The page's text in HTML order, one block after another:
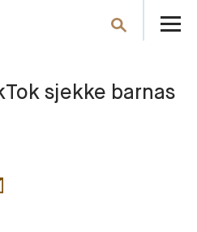
Søk
sjekke barnas